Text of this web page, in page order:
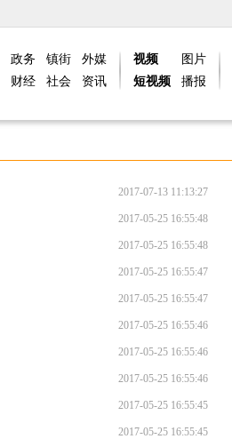
政务
财经
镇街
社会
外媒
资讯
视频
短视频
图片
播报
2017-07-13 11:13:27
2017-05-25 16:55:48
2017-05-25 16:55:48
2017-05-25 16:55:47
2017-05-25 16:55:47
2017-05-25 16:55:46
2017-05-25 16:55:46
2017-05-25 16:55:46
2017-05-25 16:55:45
2017-05-25 16:55:45